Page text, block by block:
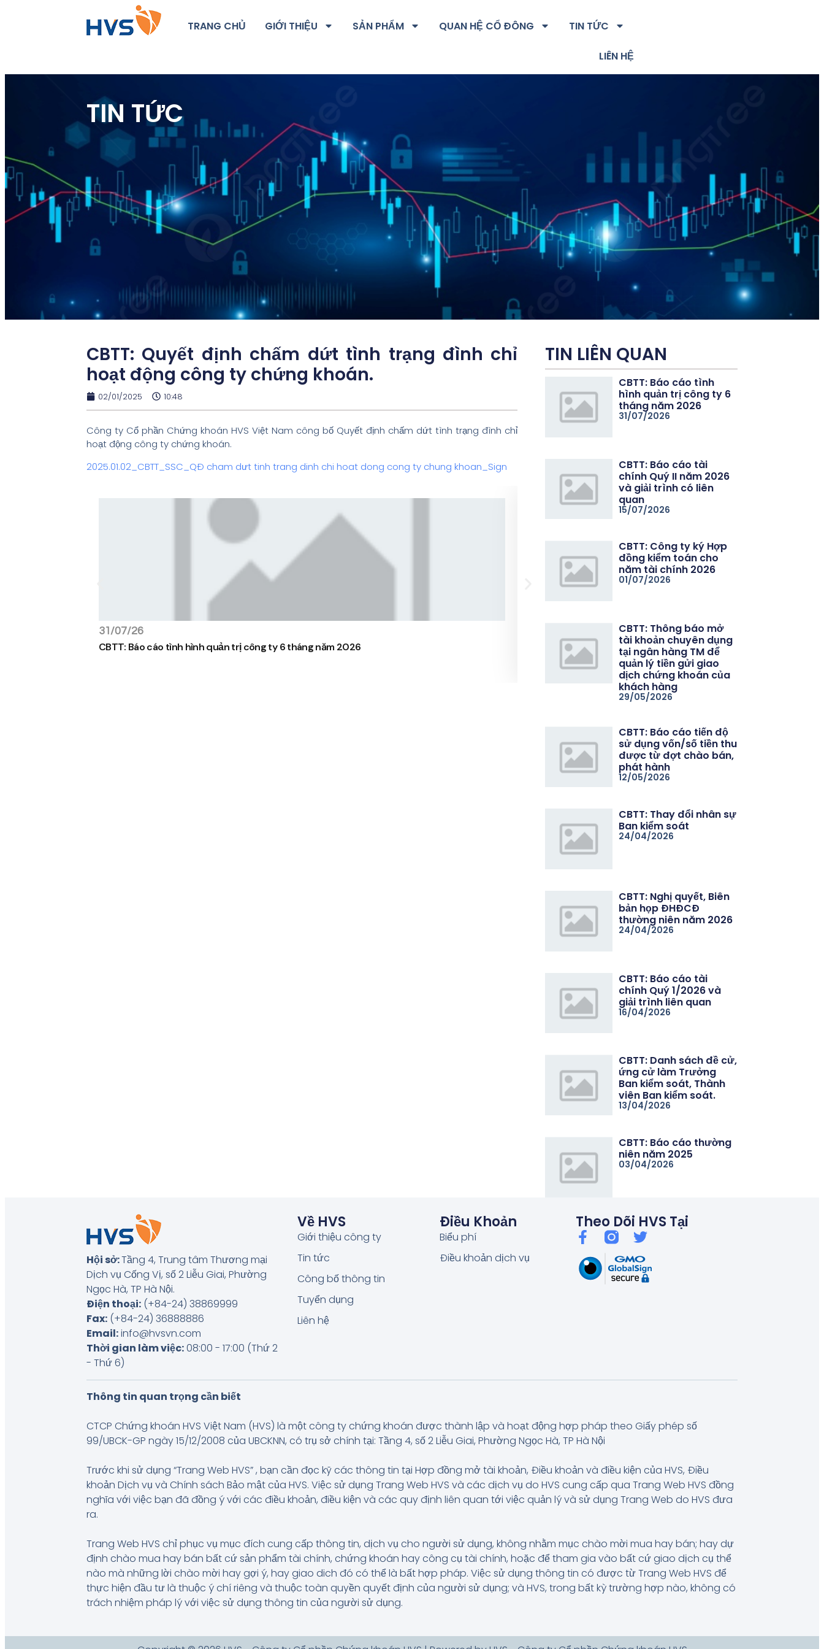
TRANG CHỦ GIỚI THIỆU SẢN PHẨM QUAN HỆ CỔ ĐÔNG TIN TỨC
LIÊN HỆ
TIN TỨC
CBTT: Quyết định chấm dứt tình trạng đình chỉ
hoạt động công ty chứng khoán.
02/01/2025 10:48
Công ty Cổ phần Chứng khoán HVS Việt Nam công bố Quyết định chấm dứt tình trạng đình chỉ
hoạt động công ty chứng khoán.
2025.01.02_CBTT_SSC_QĐ cham dưt tinh trang dinh chi hoat dong cong ty chung khoan_Sign
31/07/26
CBTT: Báo cáo tình hình quản trị công ty 6 tháng năm 2026 CBTT: Báo cáo tài chính Quý II năm 2026 và giải trình có liên quan
TIN LIÊN QUAN
CBTT: Báo cáo tình
hình quản trị công ty 6
tháng năm 2026
31/07/2026
CBTT: Báo cáo tài
chính Quý II năm 2026
và giải trình có liên
quan
15/07/2026
CBTT: Công ty ký Hợp
đồng kiểm toán cho
năm tài chính 2026
01/07/2026
CBTT: Thông báo mở
tài khoản chuyên dụng
tại ngân hàng TM để
quản lý tiền gửi giao
dịch chứng khoán của
khách hàng
29/05/2026
CBTT: Báo cáo tiến độ
sử dụng vốn/số tiền thu
được từ đợt chào bán,
phát hành
12/05/2026
CBTT: Thay đổi nhân sự
Ban kiểm soát
24/04/2026
CBTT: Nghị quyết, Biên
bản họp ĐHĐCĐ
thường niên năm 2026
24/04/2026
CBTT: Báo cáo tài
chính Quý 1/2026 và
giải trình liên quan
16/04/2026
CBTT: Danh sách đề cử,
ứng cử làm Trưởng
Ban kiểm soát, Thành
viên Ban kiểm soát.
13/04/2026
CBTT: Báo cáo thường
niên năm 2025
03/04/2026
Hội sở:Tầng 4, Trung tâm Thương mại
Dịch vụ Cống Vị, số 2 Liễu Giai, Phường
Ngọc Hà, TP Hà Nội.
Điện thoại:(+84-24) 38869999
Fax:(+84-24) 36888886
Email:info@hvsvn.com
Thời gian làm việc:08:00 - 17:00 (Thứ 2
- Thứ 6)
Về HVS
Giới thiệu công ty
Tin tức
Công bố thông tin
Tuyển dụng
Liên hệ
Điều Khoản
Biểu phí
Điều khoản dịch vụ
Theo Dõi HVS Tại
Thông tin quan trọng cần biết
CTCP Chứng khoán HVS Việt Nam (HVS) là một công ty chứng khoán được thành lập và hoạt động hợp pháp theo Giấy phép số
99/UBCK-GP ngày 15/12/2008 của UBCKNN, có trụ sở chính tại: Tầng 4, số 2 Liễu Giai, Phường Ngọc Hà, TP Hà Nội
Trước khi sử dụng “Trang Web HVS” , bạn cần đọc kỹ các thông tin tại Hợp đồng mở tài khoản, Điều khoản và điều kiện của HVS, Điều
khoản Dịch vụ và Chính sách Bảo mật của HVS. Việc sử dụng Trang Web HVS và các dịch vụ do HVS cung cấp qua Trang Web HVS đồng
nghĩa với việc bạn đã đồng ý với các điều khoản, điều kiện và các quy định liên quan tới việc quản lý và sử dụng Trang Web do HVS đưa
ra.
Trang Web HVS chỉ phục vụ mục đích cung cấp thông tin, dịch vụ cho người sử dụng, không nhằm mục chào mời mua hay bán; hay dự
định chào mua hay bán bất cứ sản phẩm tài chính, chứng khoán hay công cụ tài chính, hoặc để tham gia vào bất cứ giao dịch cụ thể
nào mà những lời chào mời hay gợi ý, hay giao dich đó có thể là bất hợp pháp. Việc sử dụng thông tin có được từ Trang Web HVS để
thực hiện đầu tư là thuộc ý chí riêng và thuộc toàn quyền quyết định của người sử dụng; và HVS, trong bất kỳ trường hợp nào, không có
trách nhiệm pháp lý với việc sử dụng thông tin của người sử dụng.